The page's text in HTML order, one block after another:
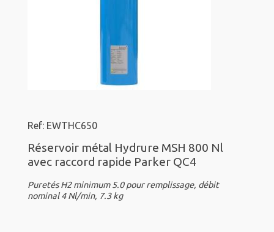
Ref: EWTHC650
Réservoir métal Hydrure MSH 800 Nl
avec raccord rapide Parker QC4
Puretés H2 minimum 5.0 pour remplissage, débit
nominal 4 Nl/min, 7.3 kg